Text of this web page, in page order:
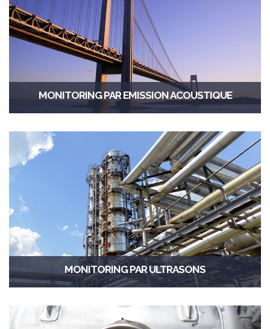
MONITORING PAR EMISSION ACOUSTIQUE
MONITORING PAR ULTRASONS